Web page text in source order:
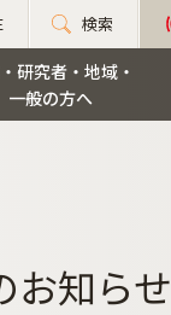
検索
研究者・地域・
一般の方へ
お知らせ